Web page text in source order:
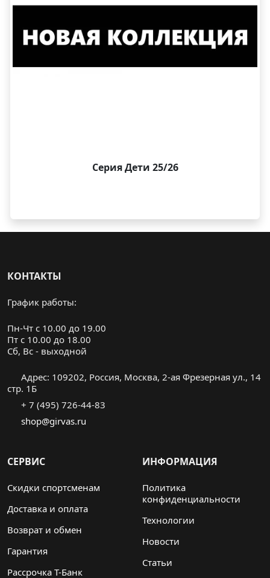
Серия Дети 25/26
КОНТАКТЫ
График работы:
Пн-Чт с 10.00 до 19.00
Пт с 10.00 до 18.00
Cб, Вс - выходной
Адрес: 109202, Россия, Москва, 2-ая Фрезерная ул., 14
стр. 1Б
+ 7 (495) 726-44-83
shop@girvas.ru
СЕРВИС
Скидки спортсменам
Доставка и оплата
Возврат и обмен
Гарантия
Рассрочка Т-Банк
ИНФОРМАЦИЯ
Политика
конфиденциальности
Технологии
Новости
Статьи